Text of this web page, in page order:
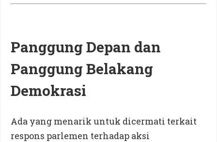
Panggung Depan dan
Panggung Belakang
Demokrasi
Ada yang menarik untuk dicermati terkait
respons parlemen terhadap aksi